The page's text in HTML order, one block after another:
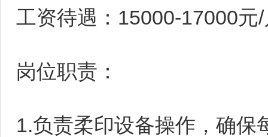
工资待遇：15000-17000元
岗位职责：
1.负责柔印设备操作，确保